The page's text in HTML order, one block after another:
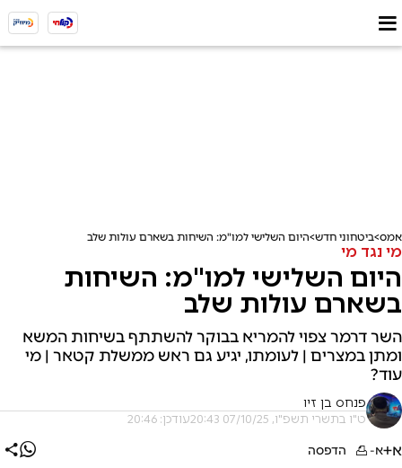
אמס ביטחוני חדש היום השלישי למו"מ: השיחות בשארם עולות שלב
מי נגד מי
היום השלישי למו"מ: השיחות
בשארם עולות שלב
השר דרמר צפוי להמריא בבוקר להשתתף בשיחות המשא
ומתן במצרים | לעומתו, יגיע גם ראש ממשלת קטאר | מי
עוד?
פנחס בן זיו
ט"ו בתשרי תשפ"ו, 07/10/25 20:43 עודכן: 20:46
א+א- הדפסה